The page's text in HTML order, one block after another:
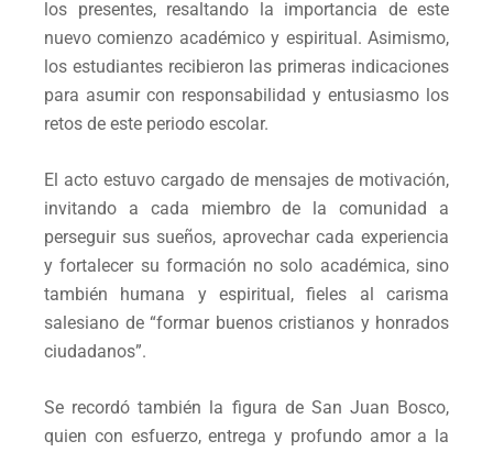
los presentes, resaltando la importancia de este
nuevo comienzo académico y espiritual. Asimismo,
los estudiantes recibieron las primeras indicaciones
para asumir con responsabilidad y entusiasmo los
retos de este periodo escolar.
El acto estuvo cargado de mensajes de motivación,
invitando a cada miembro de la comunidad a
perseguir sus sueños, aprovechar cada experiencia
y fortalecer su formación no solo académica, sino
también humana y espiritual, fieles al carisma
salesiano de “formar buenos cristianos y honrados
ciudadanos”.
Se recordó también la figura de San Juan Bosco,
quien con esfuerzo, entrega y profundo amor a la